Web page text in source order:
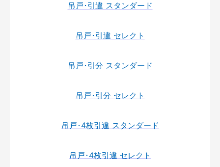
吊戸･引違 スタンダード
吊戸･引違 セレクト
吊戸･引分 スタンダード
吊戸･引分 セレクト
吊戸･4枚引違 スタンダード
吊戸･4枚引違 セレクト